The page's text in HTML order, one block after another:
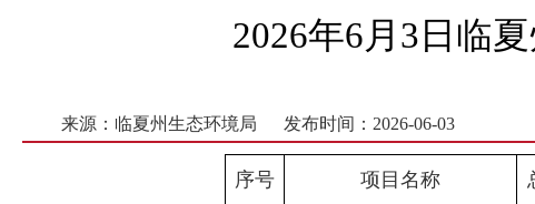
2026年6月3日临
来源：临夏州生态环境局 发布时间：2026-06-03
序号 项目名称